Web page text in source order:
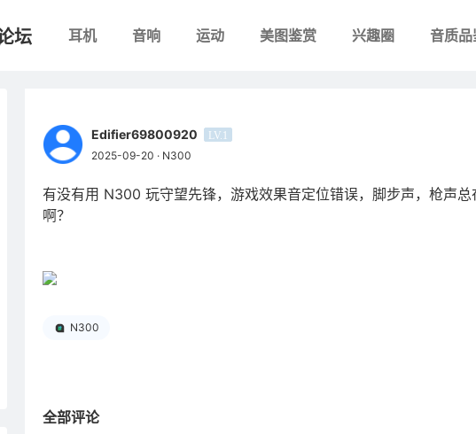
坛 耳机 音响 运动 美图鉴赏 兴趣圈 音质品
Edifier69800920 LV.1
2025-09-20 · N300
有没有用 N300 玩守望先锋，游戏效果音定位错误，脚步声，枪声
啊？
N300
全部评论